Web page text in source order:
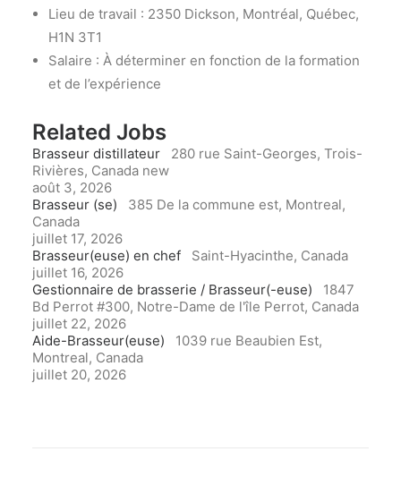
Lieu de travail : 2350 Dickson, Montréal, Québec,
H1N 3T1
Salaire : À déterminer en fonction de la formation
et de l’expérience
Related Jobs
Brasseur distillateur
280 rue Saint-Georges, Trois-
Rivières, Canada new
août 3, 2026
Brasseur (se)
385 De la commune est, Montreal,
Canada
juillet 17, 2026
Brasseur(euse) en chef
Saint-Hyacinthe, Canada
juillet 16, 2026
Gestionnaire de brasserie / Brasseur(-euse)
1847
Bd Perrot #300, Notre-Dame de l'île Perrot, Canada
juillet 22, 2026
Aide-Brasseur(euse)
1039 rue Beaubien Est,
Montreal, Canada
juillet 20, 2026